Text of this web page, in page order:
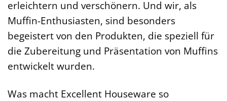
erleichtern und verschönern. Und wir, als
Muffin-Enthusiasten, sind besonders
begeistert von den Produkten, die speziell für
die Zubereitung und Präsentation von Muffins
entwickelt wurden.
Was macht Excellent Houseware so